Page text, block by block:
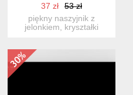
37 zł
53 zł
piękny naszyjnik z
jelonkiem, kryształki